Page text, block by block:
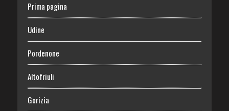
Prima pagina
Udine
Pordenone
Altofriuli
Gorizia